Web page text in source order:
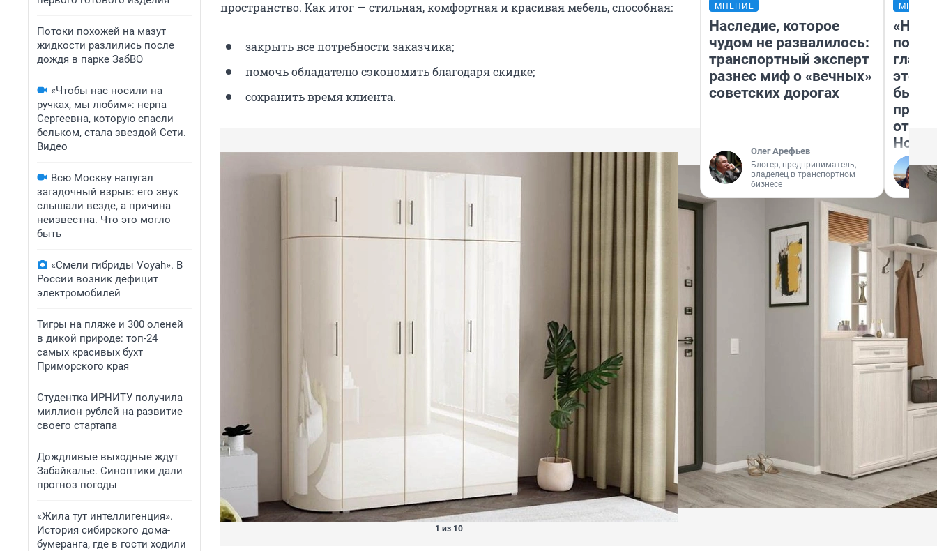
Потоки похожей на мазут
жидкости разлились после
дождя в парке ЗабВО
«Чтобы нас носили на
ручках, мы любим»: нерпа
Сергеевна, которую спасли
бельком, стала звездой Сети.
Видео
Всю Москву напугал
загадочный взрыв: его звук
слышали везде, а причина
неизвестна. Что это могло
быть
«Смели гибриды Voyah». В
России возник дефицит
электромобилей
Тигры на пляже и 300 оленей
в дикой природе: топ-24
самых красивых бухт
Приморского края
Студентка ИРНИТУ получила
миллион рублей на развитие
своего стартапа
Дождливые выходные ждут
Забайкалье. Синоптики дали
прогноз погоды
«Жила тут интеллигенция».
История сибирского дома-
бумеранга, где в гости ходили
пространство. Как итог — стильная, комфортная и красивая мебель, способная:
закрыть все потребности заказчика;
помочь обладателю сэкономить благодаря скидке;
сохранить время клиента.
1 из 10
МНЕНИЕ
Наследие, которое
чудом не развалилось:
транспортный эксперт
разнес миф о «вечных»
советских дорогах
Олег Арефьев
Блогер, предприниматель,
владелец в транспортном
бизнесе
этого
бьет